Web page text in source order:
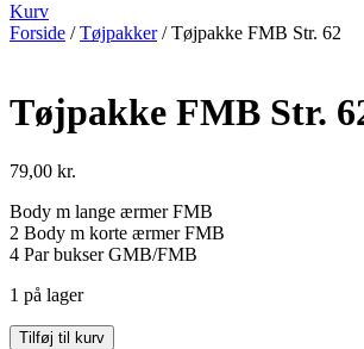
Kurv
Forside /Tøjpakker/ Tøjpakke FMB Str. 62
Tøjpakke FMB Str.
79,00 kr.
Body m lange ærmer FMB
2 Body m korte ærmer FMB
4 Par bukser GMB/FMB
1 på lager
Tøjpakke
Tilføj til kurv